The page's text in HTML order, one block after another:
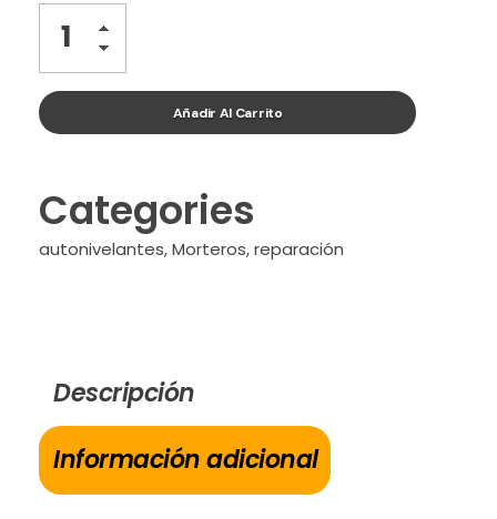
Añadir Al Carrito
Categories
autonivelantes,Morteros,reparación
Descripción
Información adicional